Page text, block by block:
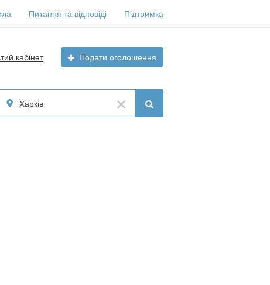
Питання та відповіді Підтримка
кабінет Подати оголошення
Харків